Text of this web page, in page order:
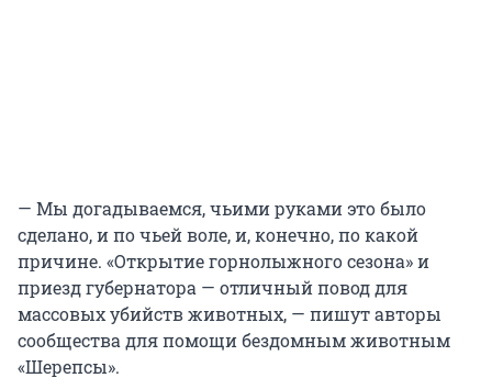
— Мы догадываемся, чьими руками это было
сделано, и по чьей воле, и, конечно, по какой
причине. «Открытие горнолыжного сезона» и
приезд губернатора — отличный повод для
массовых убийств животных, — пишут авторы
сообщества для помощи бездомным животным
«Шерепсы».